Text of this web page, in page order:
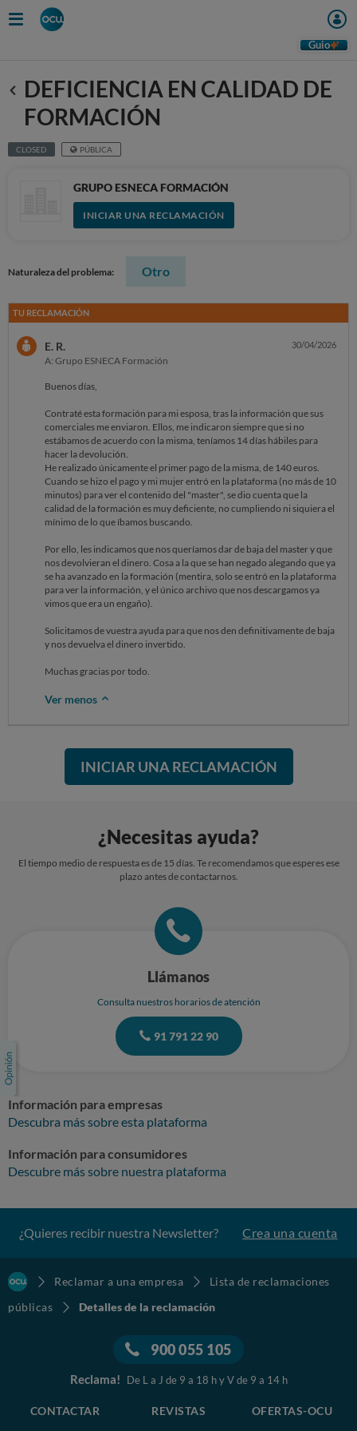
Guio
Anterior
DEFICIENCIA EN CALIDAD DE
FORMACIÓN
CLOSED PÚBLICA
GRUPO ESNECA FORMACIÓN
INICIAR UNA RECLAMACIÓN
Naturaleza del problema: Otro
TU RECLAMACIÓN
E. R.
A: Grupo ESNECA Formación
30/04/2026
Buenos días,
Contraté esta formación para mi esposa, tras la información que sus
comerciales me enviaron. Ellos, me indicaron siempre que si no
estábamos de acuerdo con la misma, teníamos 14 días hábiles para
hacer la devolución.
He realizado únicamente el primer pago de la misma, de 140 euros.
Cuando se hizo el pago y mi mujer entró en la plataforma (no más de 10
minutos) para ver el contenido del "master", se dio cuenta que la
calidad de la formación es muy deficiente, no cumpliendo ni siquiera el
mínimo de lo que íbamos buscando.
Por ello, les indicamos que nos queríamos dar de baja del master y que
nos devolvieran el dinero. Cosa a la que se han negado alegando que ya
se ha avanzado en la formación (mentira, solo se entró en la plataforma
para ver la información, y el único archivo que nos descargamos ya
vimos que era un engaño).
Solicitamos de vuestra ayuda para que nos den definitivamente de baja
y nos devuelva el dinero invertido.
Muchas gracias por todo.
Ver menos
INICIAR UNA RECLAMACIÓN
¿Necesitas ayuda?
El tiempo medio de respuesta es de 15 días. Te recomendamos que esperes ese
plazo antes de contactarnos.
Llámanos
Consulta nuestros horarios de atención
91 791 22 90
Información para empresas
Descubra más sobre esta plataforma
Información para consumidores
Descubre más sobre nuestra plataforma
¿Quieres recibir nuestra Newsletter? Crea una cuenta
Reclamar a una empresa
Lista de reclamaciones
públicas
Detalles de la reclamación
900 055 105
Reclama! De L a J de 9 a 18 h y V de 9 a 14 h
CONTACTAR REVISTAS OFERTAS-OCU